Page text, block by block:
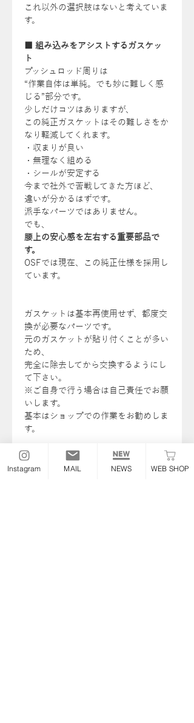
これ以外の選択肢はないと考えていま
す。
■ 組み込みをアシストするガスケッ
ト
プッシュロッド周りは
“作業自体は単純。でも妙に難しく感
じる”部分です。
少しだけコツはありますが、
この純正ガスケットはその難しさをか
なり軽減してくれます。
・収まりが良い
・無理なく組める
・シールが安定する
今まで社外で苦戦してきた方ほど、
違いが分かるはずです。
派手なパーツではありません。
でも、
腰上の安心感を左右する重要部品で
す。
OSFでは現在、この純正仕様を採用し
ています。
ガスケットは基本再使用せず、都度交
換が必要なパーツです。
元のガスケットが貼り付くことが多い
ため、
完全に除去してから交換するようにし
て下さい。
※ご自身で行う場合は自己責任でお願
いします。
基本はショップでの作業をお勧めしま
す。
セット内容：
プッシュロッドカバートップOリング
Instagram MAIL NEWS WEB SHOP